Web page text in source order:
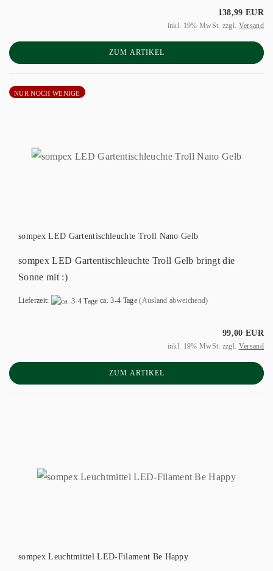
138,99 EUR
inkl. 19% MwSt. zzgl. Versand
ZUM ARTIKEL
NUR NOCH WENIGE
sompex LED Gartentischleuchte Troll Nano Gelb
sompex LED Gartentischleuchte Troll Gelb bringt die
Sonne mit :)
Lieferzeit: ca. 3-4 Tage (Ausland abweichend)
99,00 EUR
inkl. 19% MwSt. zzgl. Versand
ZUM ARTIKEL
sompex Leuchtmittel LED-Filament Be Happy